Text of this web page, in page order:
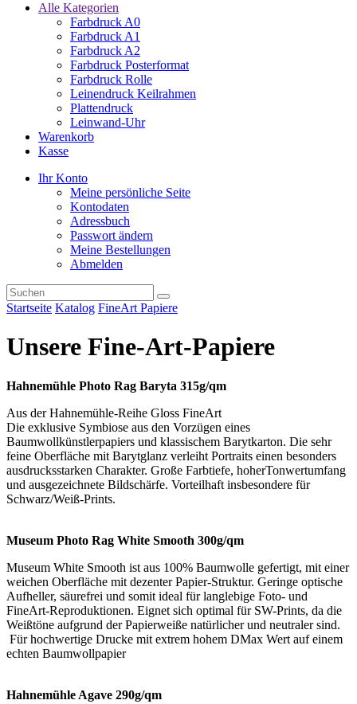
Alle Kategorien
Farbdruck A0
Farbdruck A1
Farbdruck A2
Farbdruck Posterformat
Farbdruck Rolle
Leinendruck Keilrahmen
Plattendruck
Leinwand-Uhr
Warenkorb
Kasse
Ihr Konto
Meine persönliche Seite
Kontodaten
Adressbuch
Passwort ändern
Meine Bestellungen
Abmelden
Startseite Katalog FineArt Papiere
Unsere Fine-Art-Papiere
Hahnemühle Photo Rag Baryta 315g/qm
Aus der Hahnemühle-Reihe Gloss FineArt
Die exklusive Symbiose aus den Vorzügen eines
Baumwollkünstlerpapiers und klassischem Barytkarton. Die sehr
feine Oberfläche mit Barytglanz verleiht Portraits einen besonders
ausdrucksstarken Charakter. Große Farbtiefe, hoherTonwertumfang
und ausgezeichnete Bildschärfe. Vorteilhaft insbesondere für
Schwarz/Weiß-Prints.
Museum Photo Rag White Smooth 300g/qm
Museum White Smooth ist aus 100% Baumwolle gefertigt, mit einer
weichen Oberfläche mit dezenter Papier-Struktur. Geringe optische
Aufheller, säurefrei und somit ideal für langlebige Foto- und
FineArt-Reproduktionen. Eignet sich optimal für SW-Prints, da die
Weißtöne aufgrund der Papierweiße natürlicher und neutraler sind.
Für hochwertige Drucke mit extrem hohem DMax Wert auf einem
echten Baumwollpapier
Hahnemühle Agave 290g/qm